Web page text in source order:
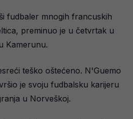
fudbaler mnogih francuskih
preminuo je u četvrtak u
Kamerunu.
teško oštećeno. N'Guemo
je svoju fudbalsku karijeru
u Norveškoj.